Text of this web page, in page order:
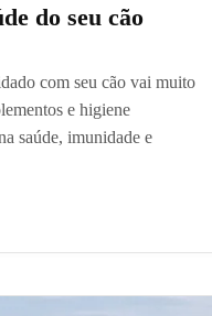
do seu cão
com seu cão vai muito
e higiene
saúde, imunidade e